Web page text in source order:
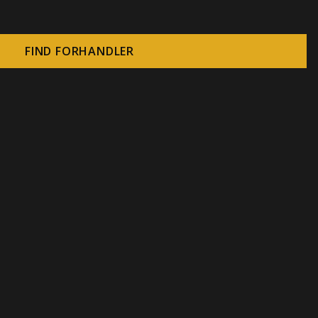
FIND FORHANDLER